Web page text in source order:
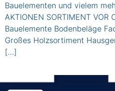
Bauelementen und vielem
AKTIONEN SORTIMENT VOR
Bauelemente Bodenbeläge
Großes Holzsortiment
[…]